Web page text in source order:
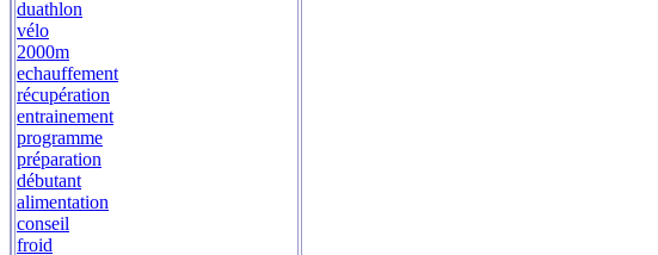
duathlon
vélo
2000m
echauffement
récupération
entrainement
programme
préparation
débutant
alimentation
conseil
froid